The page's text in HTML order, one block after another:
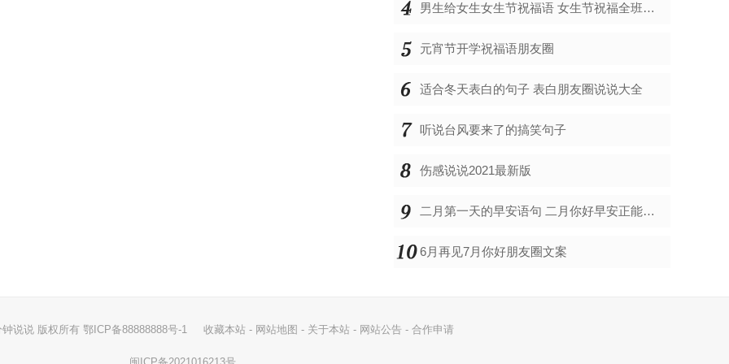
男生给女生女生节祝福语 女生节祝福全班女生的话
元宵节开学祝福语朋友圈
适合冬天表白的句子 表白朋友圈说说大全
听说台风要来了的搞笑句子
伤感说说2021最新版
二月第一天的早安语句 二月你好早安正能量说说2022
6月再见7月你好朋友圈文案
说说 版权所有 鄂ICP备88888888号-1 收藏本站- 网站地图 - 关于本站- 网站公告 - 合作申请